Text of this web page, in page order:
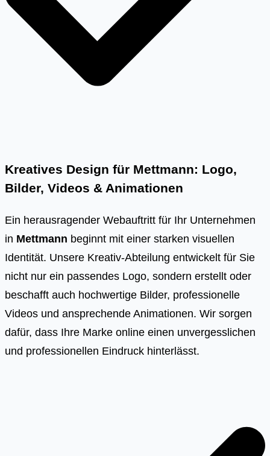
Kreatives Design für Mettmann: Logo,
Bilder, Videos & Animationen
Ein herausragender Webauftritt für Ihr Unternehmen
in Mettmann beginnt mit einer starken visuellen
Identität. Unsere Kreativ-Abteilung entwickelt für Sie
nicht nur ein passendes Logo, sondern erstellt oder
beschafft auch hochwertige Bilder, professionelle
Videos und ansprechende Animationen. Wir sorgen
dafür, dass Ihre Marke online einen unvergesslichen
und professionellen Eindruck hinterlässt.